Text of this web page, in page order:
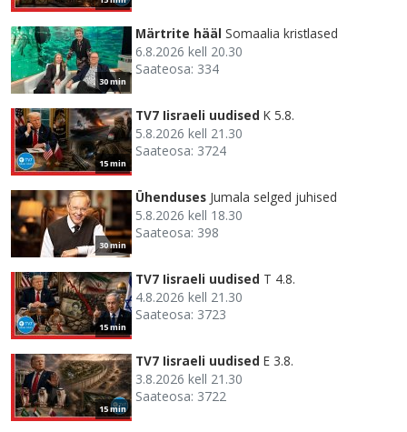
30 min
Märtrite hääl Somaalia kristlased
6.8.2026 kell 20.30
Saateosa: 334
15 min
TV7 Iisraeli uudised K 5.8.
5.8.2026 kell 21.30
Saateosa: 3724
30 min
Ühenduses Jumala selged juhised
5.8.2026 kell 18.30
Saateosa: 398
15 min
TV7 Iisraeli uudised T 4.8.
4.8.2026 kell 21.30
Saateosa: 3723
15 min
TV7 Iisraeli uudised E 3.8.
3.8.2026 kell 21.30
Saateosa: 3722